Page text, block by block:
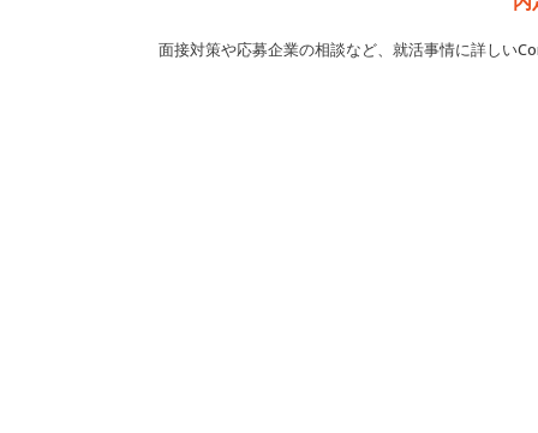
面接対策や応募企業の相談など、就活事情に詳しい